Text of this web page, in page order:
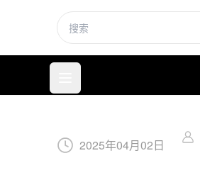
标普信评
2025年04月02日